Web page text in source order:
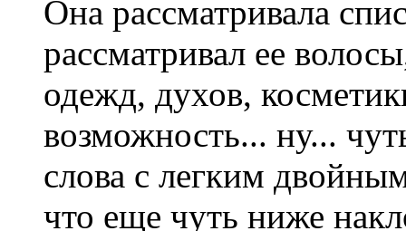
Она рассматривала
рассматривал ее
одежд, духов,
возможность... ну...
слова с легким
что еще чуть ниже